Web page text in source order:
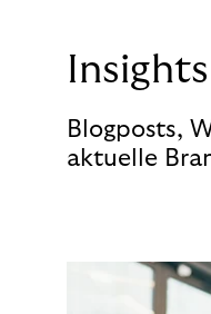
Insights
Blogposts,
aktuelle